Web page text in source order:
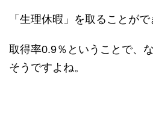
「生理休暇」を取ることが
取得率0.9％ということで、
そうですよね。